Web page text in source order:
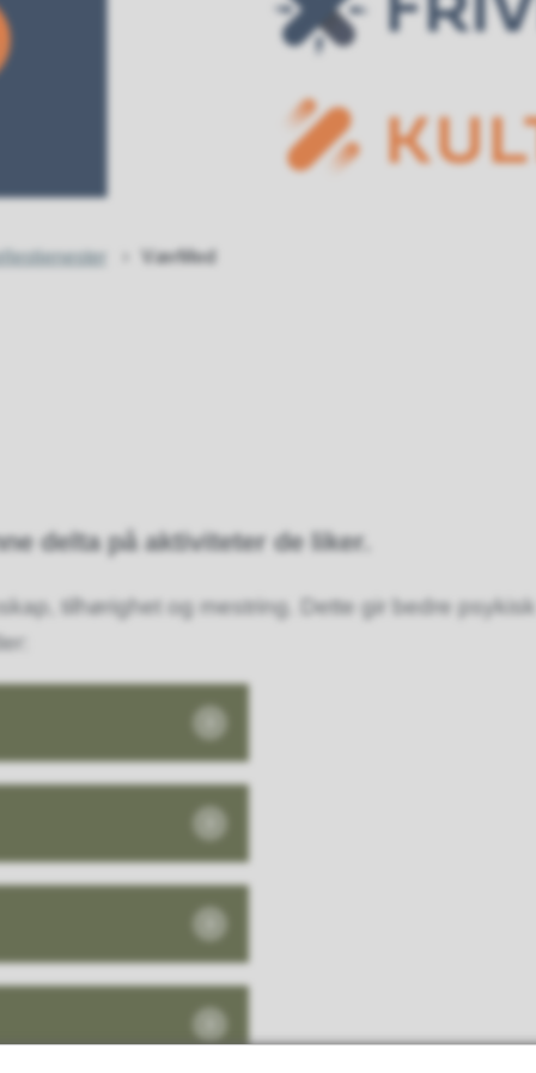
VærMed
delta på aktiviteter de liker.
tilhørighet og mestring. Dette gir bedre psykisk